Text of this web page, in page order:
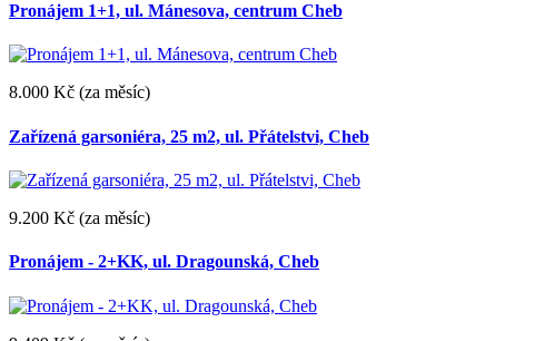
Pronájem 1+1, ul. Mánesova, centrum Cheb
8.000 Kč (za měsíc)
Zařízená garsoniéra, 25 m2, ul. Přátelstvi, Cheb
9.200 Kč (za měsíc)
Pronájem - 2+KK, ul. Dragounská, Cheb